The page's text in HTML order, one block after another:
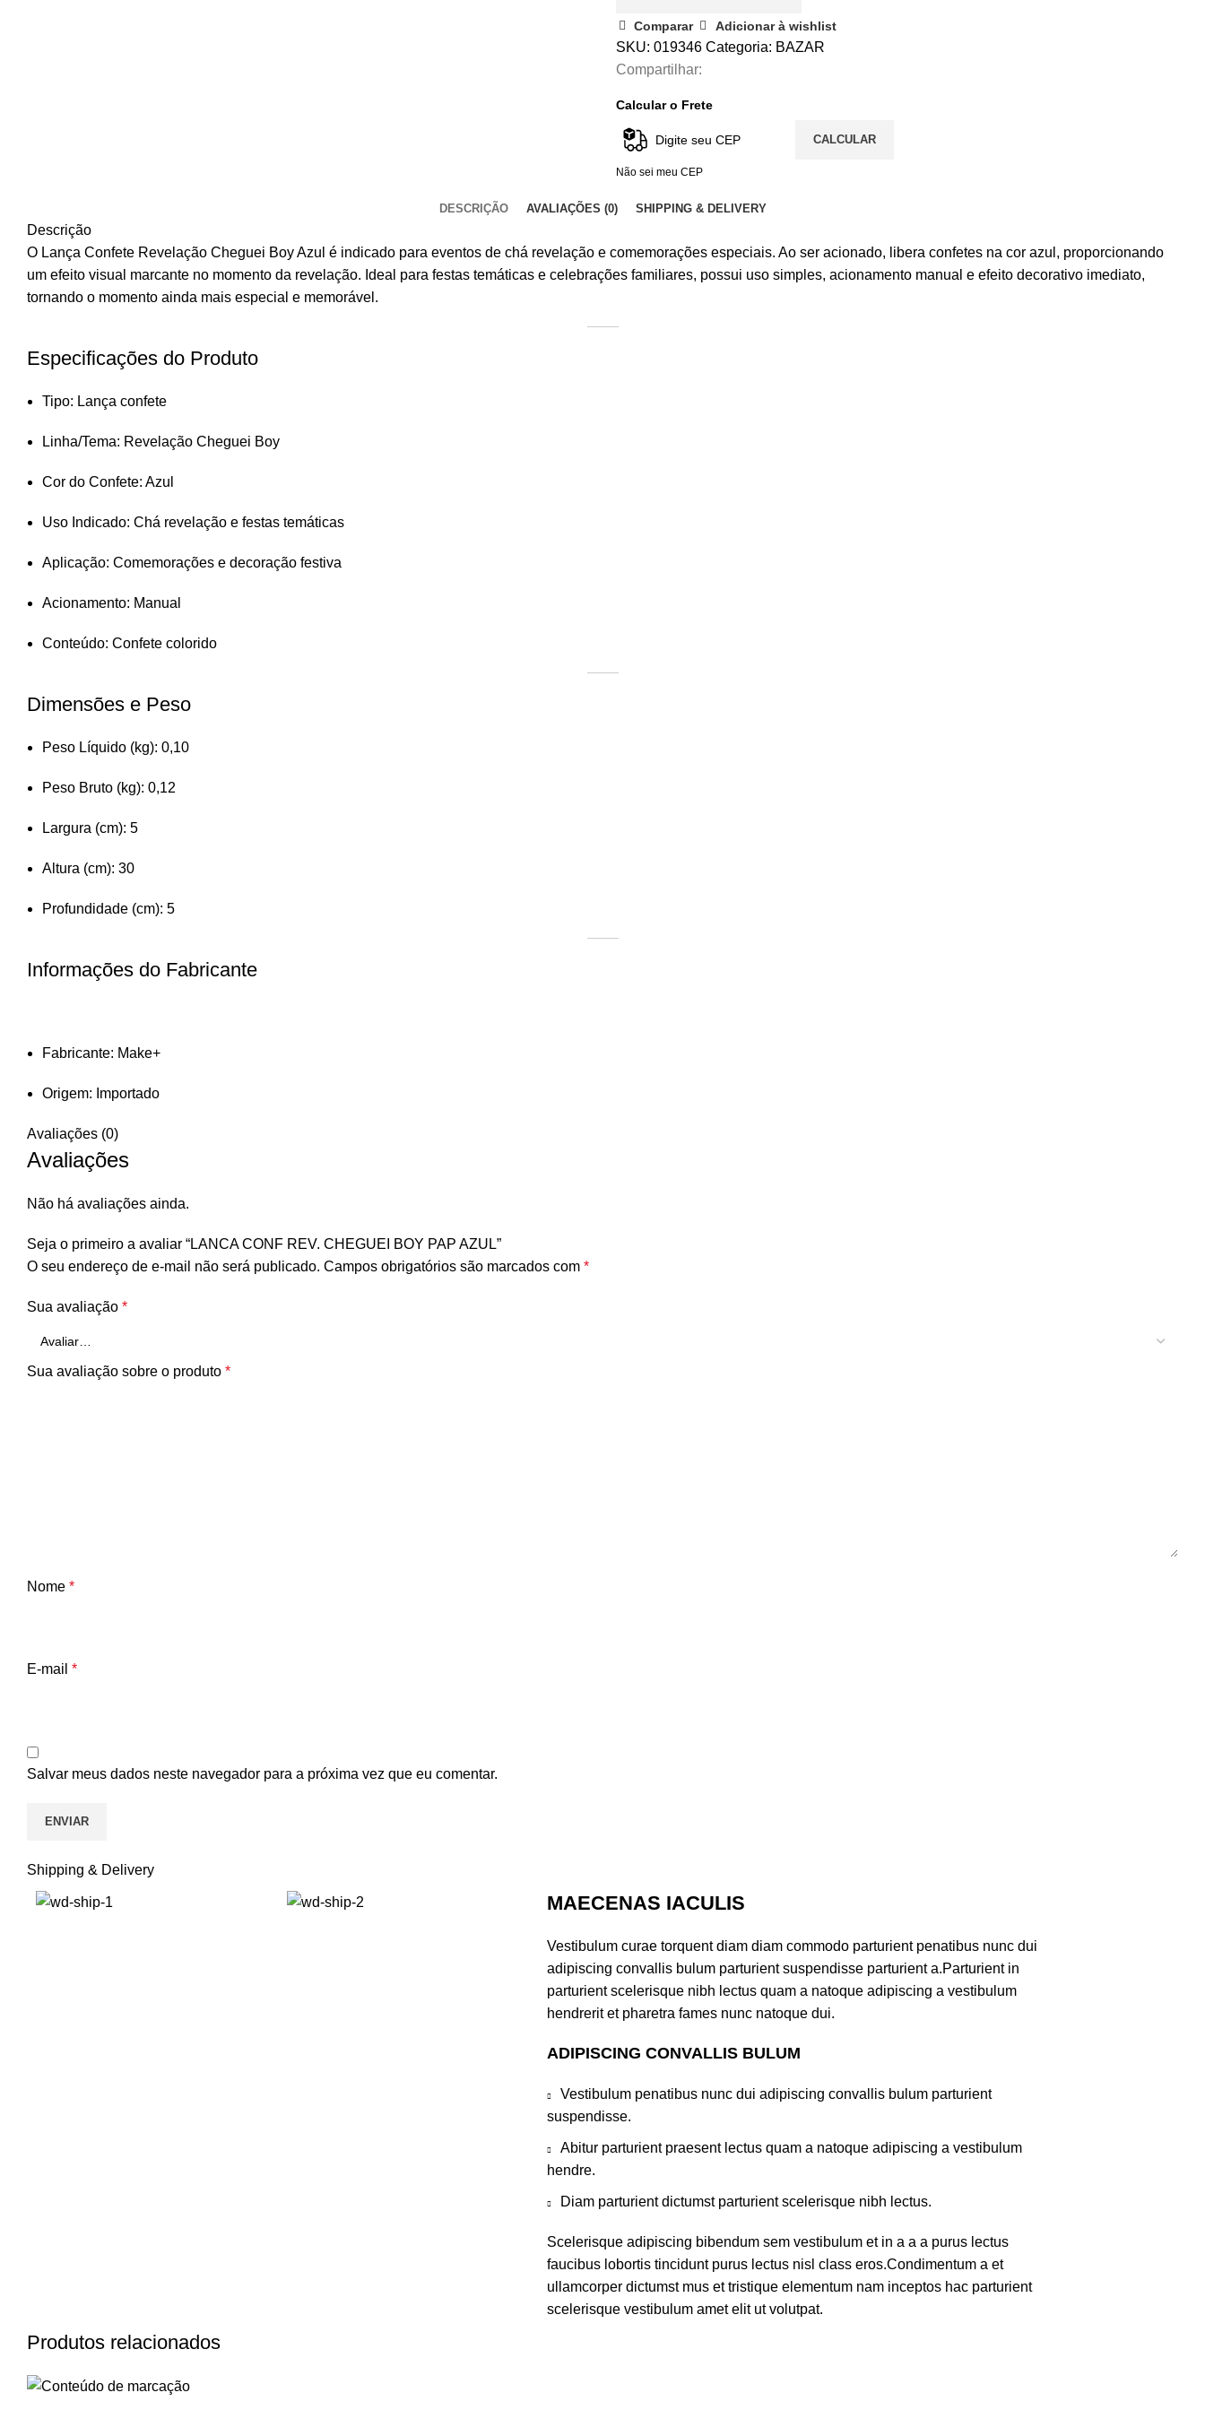
Comparar Adicionar à wishlist
SKU: 019346 Categoria: BAZAR
Compartilhar:
Calcular o Frete
CALCULAR
Não sei meu CEP
DESCRIÇÃO AVALIAÇÕES (0) SHIPPING & DELIVERY
Descrição
O Lança Confete Revelação Cheguei Boy Azul é indicado para eventos de chá revelação e comemorações especiais. Ao ser acionado, libera confetes na cor azul, proporcionando
um efeito visual marcante no momento da revelação. Ideal para festas temáticas e celebrações familiares, possui uso simples, acionamento manual e efeito decorativo imediato,
tornando o momento ainda mais especial e memorável.
Especificações do Produto
Tipo: Lança confete
Linha/Tema: Revelação Cheguei Boy
Cor do Confete: Azul
Uso Indicado: Chá revelação e festas temáticas
Aplicação: Comemorações e decoração festiva
Acionamento: Manual
Conteúdo: Confete colorido
Dimensões e Peso
Peso Líquido (kg): 0,10
Peso Bruto (kg): 0,12
Largura (cm): 5
Altura (cm): 30
Profundidade (cm): 5
Informações do Fabricante
Fabricante: Make+
Origem: Importado
Avaliações (0)
Avaliações
Não há avaliações ainda.
Seja o primeiro a avaliar “LANCA CONF REV. CHEGUEI BOY PAP AZUL”
O seu endereço de e-mail não será publicado. Campos obrigatórios são marcados com *
Sua avaliação *
Sua avaliação sobre o produto *
Nome *
E-mail *
Salvar meus dados neste navegador para a próxima vez que eu comentar.
Shipping & Delivery
MAECENAS IACULIS
Vestibulum curae torquent diam diam commodo parturient penatibus nunc dui
adipiscing convallis bulum parturient suspendisse parturient a.Parturient in
parturient scelerisque nibh lectus quam a natoque adipiscing a vestibulum
hendrerit et pharetra fames nunc natoque dui.
ADIPISCING CONVALLIS BULUM
Vestibulum penatibus nunc dui adipiscing convallis bulum parturient
suspendisse.
Abitur parturient praesent lectus quam a natoque adipiscing a vestibulum
hendre.
Diam parturient dictumst parturient scelerisque nibh lectus.
Scelerisque adipiscing bibendum sem vestibulum et in a a a purus lectus
faucibus lobortis tincidunt purus lectus nisl class eros.Condimentum a et
ullamcorper dictumst mus et tristique elementum nam inceptos hac parturient
scelerisque vestibulum amet elit ut volutpat.
Produtos relacionados